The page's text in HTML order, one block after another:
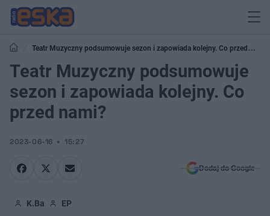
Teatr Muzyczny podsumowuje sezon i zapowiada kolejny. Co przed
nami?
Teatr Muzyczny podsumowuje
sezon i zapowiada kolejny. Co
przed nami?
2023-06-16 15:27
Dodaj do Google
K.Ba EP